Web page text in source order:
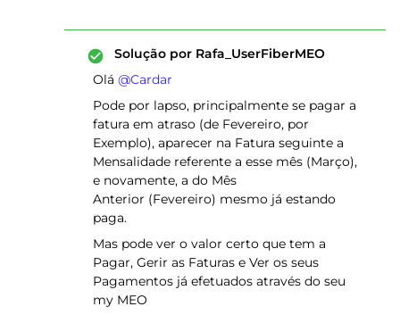
Solução por Rafa_UserFiberMEO
Olá ​ @Cardar
Pode por lapso, principalmente se pagar a
fatura em atraso (de Fevereiro, por
Exemplo), aparecer na Fatura seguinte a
Mensalidade referente a esse mês (Março),
e novamente, a do Mês
Anterior (Fevereiro) mesmo já estando
paga.
Mas pode ver o valor certo que tem a
Pagar, Gerir as Faturas e Ver os seus
Pagamentos já efetuados através do seu
my MEO